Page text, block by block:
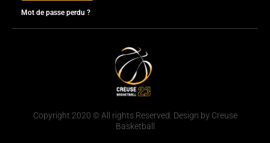
Mot de passe perdu ?
Copyright 2020 © All rights Reserved. Design by Creuse
Basketball